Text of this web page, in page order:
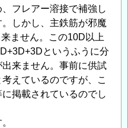
フレアー溶接で補強し
しかし、主鉄筋が邪魔
ません。この10D以上
というふうに分
来ません。事前に供試
えているのですが、こ
掲載されているのでし